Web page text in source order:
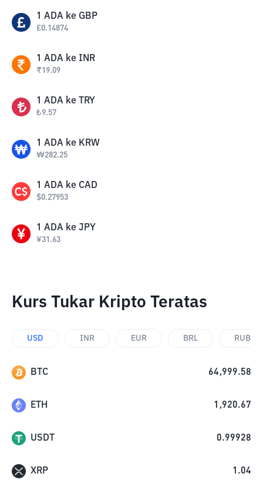
1 ADA ke GBP
£0.14874
1 ADA ke INR
₹19.09
1 ADA ke TRY
₺9.57
1 ADA ke KRW
₩282.25
1 ADA ke CAD
$0.27953
1 ADA ke JPY
¥31.63
Kurs Tukar Kripto Teratas
USD INR EUR BRL RUB
BTC 64,999.58
ETH 1,920.67
USDT 0.99928
XRP 1.04